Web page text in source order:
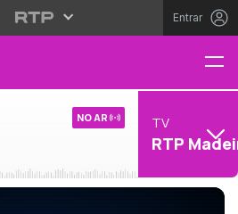
Entrar
NO AR TV
RTP